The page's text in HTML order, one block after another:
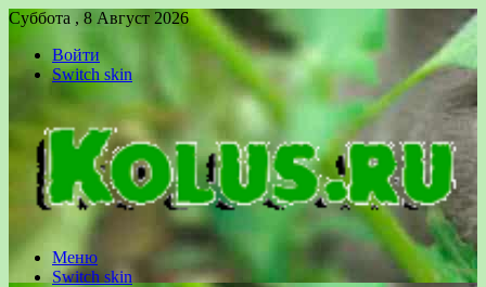
Суббота , 8 Август 2026
Войти
Switch skin
Меню
Switch skin